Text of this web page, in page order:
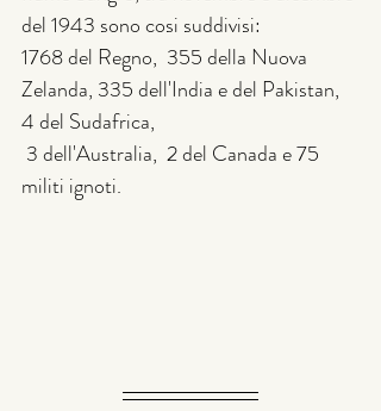
del 1943 sono cosi suddivisi:
1768 del Regno,  355 della Nuova
Zelanda, 335 dell'India e del Pakistan,
4 del Sudafrica,
militi ignoti.